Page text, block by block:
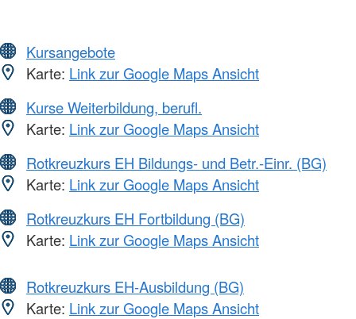
Kursangebote
Karte: Link zur Google Maps Ansicht
Kurse Weiterbildung, berufl.
Karte: Link zur Google Maps Ansicht
Rotkreuzkurs EH Bildungs- und Betr.-Einr. (BG)
Karte: Link zur Google Maps Ansicht
Rotkreuzkurs EH Fortbildung (BG)
Karte: Link zur Google Maps Ansicht
Rotkreuzkurs EH-Ausbildung (BG)
Karte: Link zur Google Maps Ansicht